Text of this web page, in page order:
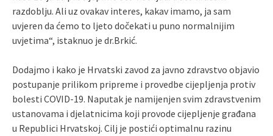
razdoblju. Ali uz ovakav interes, kakav imamo, ja sam
uvjeren da ćemo to ljeto dočekati u puno normalnijim
uvjetima“, istaknuo je dr.Brkić.
Dodajmo i kako je Hrvatski zavod za javno zdravstvo objavio
postupanje prilikom pripreme i provedbe cijepljenja protiv
bolesti COVID-19. Naputak je namijenjen svim zdravstvenim
ustanovama i djelatnicima koji provode cijepljenje građana
u Republici Hrvatskoj. Cilj je postići optimalnu razinu